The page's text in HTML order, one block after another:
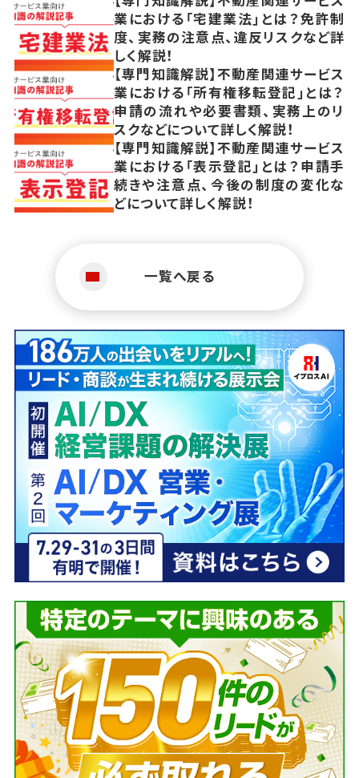
業における「宅建業法」とは？免許制
度、実務の注意点、違反リスクなど詳
しく解説！
【専門知識解説】不動産関連サービス
業における「所有権移転登記」とは？
申請の流れや必要書類、実務上のリ
スクなどについて詳しく解説！
【専門知識解説】不動産関連サービス
業における「表示登記」とは？申請手
続きや注意点、今後の制度の変化な
どについて詳しく解説！
一覧へ戻る